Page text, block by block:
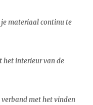
materiaal continu te
het interieur van de
met het vinden